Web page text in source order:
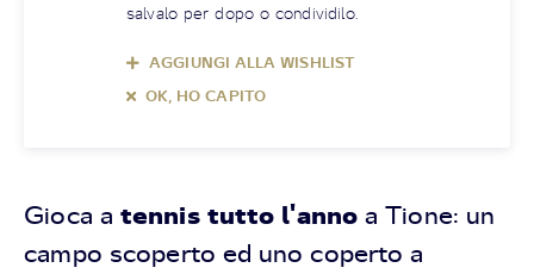
salvalo per dopo o condividilo.
AGGIUNGI ALLA WISHLIST
OK, HO CAPITO
Gioca a tennis tutto l'anno a Tione: un
campo scoperto ed uno coperto a